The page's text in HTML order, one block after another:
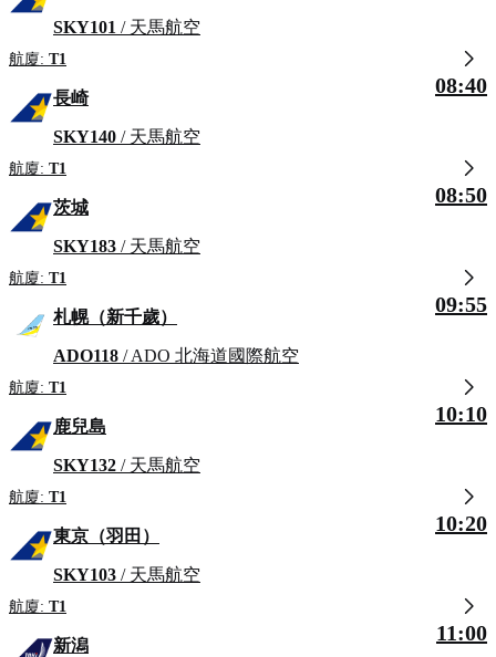
SKY101 / 天馬航空
航廈: T1
長崎
SKY140 / 天馬航空
航廈: T1
08:40
茨城
SKY183 / 天馬航空
航廈: T1
08:50
札幌（新千歲）
ADO118 / ADO 北海道國際航空
航廈: T1
09:55
鹿兒島
SKY132 / 天馬航空
航廈: T1
10:10
東京（羽田）
SKY103 / 天馬航空
航廈: T1
10:20
新潟
11:00